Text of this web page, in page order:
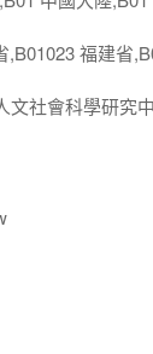
福建省
文社會科學研究